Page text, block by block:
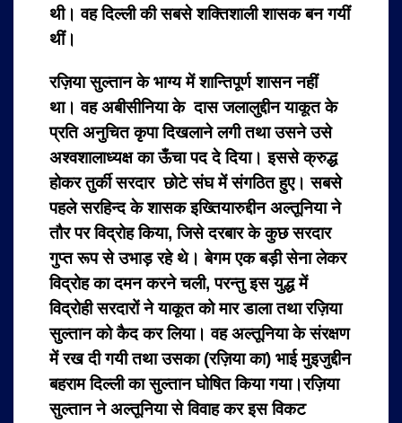
थी। वह दिल्ली की सबसे शक्तिशाली शासक बन गयीं
थीं।
रज़िया सुल्तान के भाग्य में शान्तिपूर्ण शासन नहीं
था। वह अबीसीनिया के दास जलालुद्दीन याकूत के
प्रति अनुचित कृपा दिखलाने लगी तथा उसने उसे
अश्वशालाध्यक्ष का ऊँचा पद दे दिया। इससे क्रुद्ध
होकर तुर्की सरदार छोटे संघ में संगठित हुए। सबसे
पहले सरहिन्द के शासक इख्तियारुद्दीन अल्तूनिया ने
तौर पर विद्रोह किया, जिसे दरबार के कुछ सरदार
गुप्त रूप से उभाड़ रहे थे। बेगम एक बड़ी सेना लेकर
विद्रोह का दमन करने चली, परन्तु इस युद्ध में
विद्रोही सरदारों ने याकूत को मार डाला तथा रज़िया
सुल्तान को कैद कर लिया। वह अल्तूनिया के संरक्षण
में रख दी गयी तथा उसका (रज़िया का) भाई मुइजुद्दीन
बहराम दिल्ली का सुल्तान घोषित किया गया।रज़िया
सुल्तान ने अल्तूनिया से विवाह कर इस विकट